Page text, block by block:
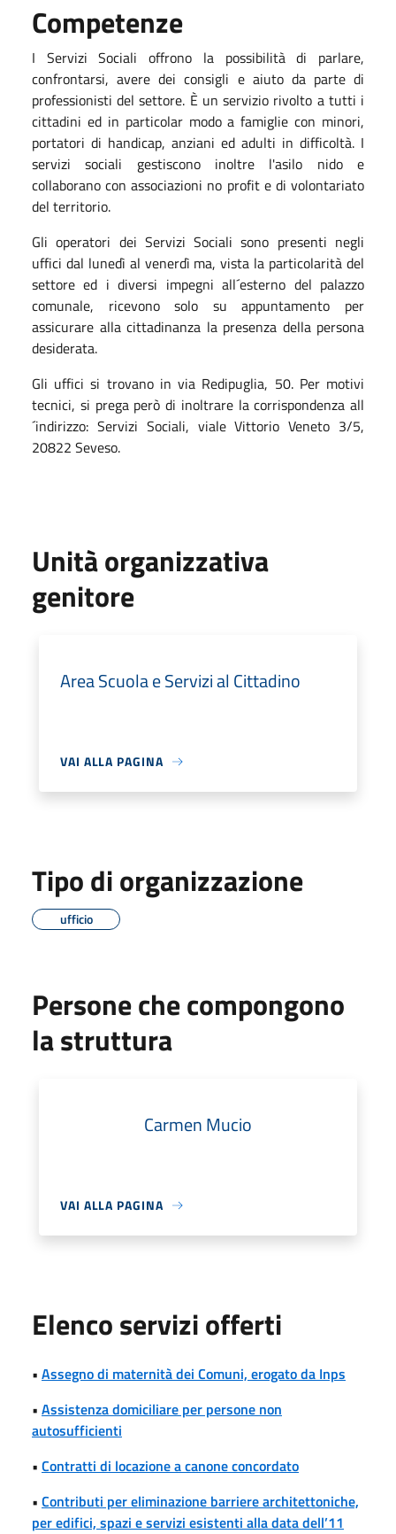
Competenze
I Servizi Sociali offrono la possibilità di parlare,
confrontarsi, avere dei consigli e aiuto da parte di
professionisti del settore. È un servizio rivolto a tutti i
cittadini ed in particolar modo a famiglie con minori,
portatori di handicap, anziani ed adulti in difficoltà. I
servizi sociali gestiscono inoltre l'asilo nido e
collaborano con associazioni no profit e di volontariato
del territorio.
Gli operatori dei Servizi Sociali sono presenti negli
uffici dal lunedì al venerdì ma, vista la particolarità del
settore ed i diversi impegni all´esterno del palazzo
comunale, ricevono solo su appuntamento per
assicurare alla cittadinanza la presenza della persona
desiderata.
Gli uffici si trovano in via Redipuglia, 50. Per motivi
tecnici, si prega però di inoltrare la corrispondenza all
´indirizzo: Servizi Sociali, viale Vittorio Veneto 3/5,
20822 Seveso.
Unità organizzativa
genitore
Area Scuola e Servizi al Cittadino
VAI ALLA PAGINA
Tipo di organizzazione
ufficio
Persone che compongono
la struttura
Carmen Mucio
VAI ALLA PAGINA
Elenco servizi offerti
• Assegno di maternità dei Comuni, erogato da Inps
• Assistenza domiciliare per persone non
autosufficienti
• Contratti di locazione a canone concordato
• Contributi per eliminazione barriere architettoniche,
per edifici, spazi e servizi esistenti alla data dell’11